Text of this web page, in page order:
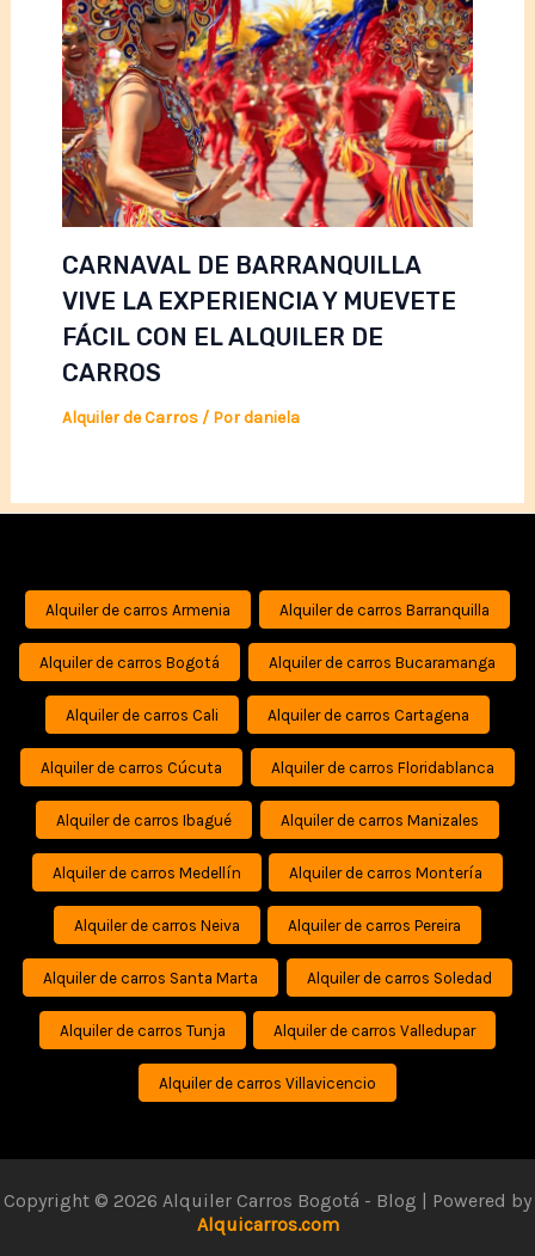
CARNAVAL DE BARRANQUILLA
VIVE LA EXPERIENCIA Y MUEVETE
FÁCIL CON EL ALQUILER DE
CARROS
Alquiler de Carros/ Pordaniela
Alquiler de carros Armenia Alquiler de carros Barranquilla
Alquiler de carros Bogotá Alquiler de carros Bucaramanga
Alquiler de carros Cali Alquiler de carros Cartagena
Alquiler de carros Cúcuta Alquiler de carros Floridablanca
Alquiler de carros Ibagué Alquiler de carros Manizales
Alquiler de carros Medellín Alquiler de carros Montería
Alquiler de carros Neiva Alquiler de carros Pereira
Alquiler de carros Santa Marta Alquiler de carros Soledad
Alquiler de carros Tunja Alquiler de carros Valledupar
Alquiler de carros Villavicencio
Copyright © 2026 Alquiler Carros Bogotá - Blog | Powered by
Alquicarros.com